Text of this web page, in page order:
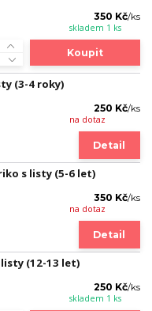
350 Kč/ks
skladem 1 ks
Koupit
(3-4 roky)
250 Kč/ks
na dotaz
Detail
s listy (5-6 let)
350 Kč/ks
na dotaz
Detail
(12-13 let)
250 Kč/ks
skladem 1 ks